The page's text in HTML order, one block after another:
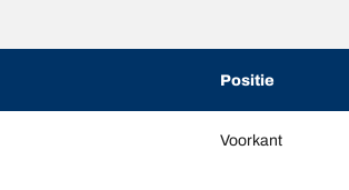
Positie
Voorkant